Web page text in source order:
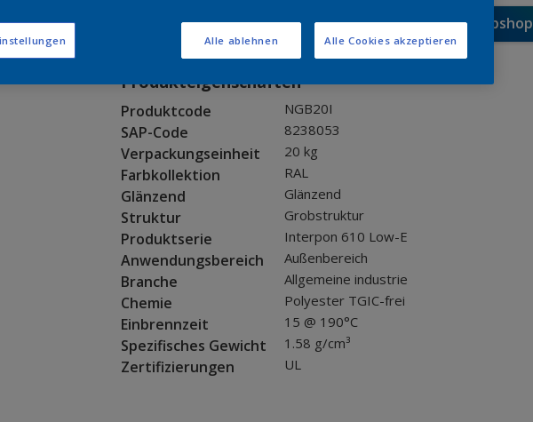
Muster bestellen Bestellen Sie direkt im Webshop
Produkteigenschaften
Produktcode NGB20I
SAP-Code 8238053
Verpackungseinheit 20 kg
Farbkollektion RAL
Glänzend Glänzend
Struktur Grobstruktur
Produktserie Interpon 610 Low-E
Anwendungsbereich Außenbereich
Branche Allgemeine industrie
Chemie Polyester TGIC-frei
Einbrennzeit 15 @ 190°C
Spezifisches Gewicht 1.58 g/cm³
Zertifizierungen UL
Alle ablehnen Alle Cookies akzeptieren